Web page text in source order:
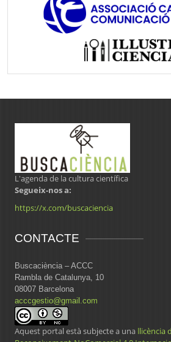
L'agenda de la cultura científica
Segueix-nos a:
https://x.com/buscaciencia
CONTACTE
Buscaciència – ACCC
Rambla de Catalunya, 10
08007 Barcelona
acccgestio@gmail.com
Aquest portal està subjecte a una llicència